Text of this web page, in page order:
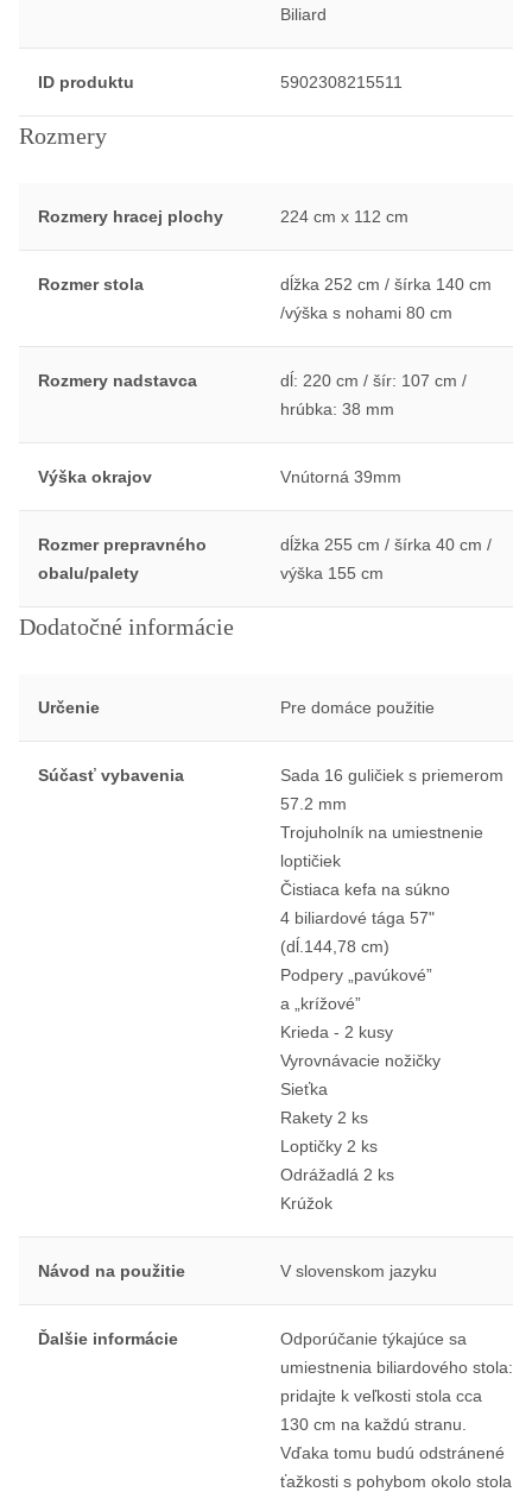
Biliard
ID produktu 5902308215511
Rozmery
Rozmery hracej plochy 224 cm x 112 cm
Rozmer stola
dĺžka 252 cm / šírka 140 cm
/výška s nohami 80 cm
Rozmery nadstavca
dĺ: 220 cm / šír: 107 cm /
hrúbka: 38 mm
Výška okrajov Vnútorná 39mm
Rozmer prepravného
obalu/palety
dĺžka 255 cm / šírka 40 cm /
výška 155 cm
Dodatočné informácie
Určenie Pre domáce použitie
Súčasť vybavenia
Sada 16 guličiek s priemerom
57.2 mm
Trojuholník na umiestnenie
loptičiek
Čistiaca kefa na súkno
4 biliardové tága 57"
(dĺ.144,78 cm)
Podpery „pavúkové”
a „krížové”
Krieda - 2 kusy
Vyrovnávacie nožičky
Sieťka
Rakety 2 ks
Loptičky 2 ks
Odrážadlá 2 ks
Krúžok
Návod na použitie V slovenskom jazyku
Ďalšie informácie
Odporúčanie týkajúce sa
umiestnenia biliardového stola:
pridajte k veľkosti stola cca
130 cm na každú stranu.
Vďaka tomu budú odstránené
ťažkosti s pohybom okolo stola